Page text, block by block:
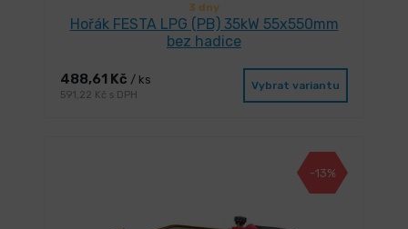
3 dny
Hořák FESTA LPG (PB) 35kW 55x550mm
bez hadice
488,61 Kč / ks
591,22 Kč s DPH
Vybrat variantu
-13%